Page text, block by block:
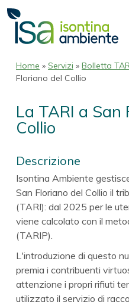
Home » Servizi » Bolletta
Floriano del Collio
La TARI a San
Collio
Descrizione
Isontina Ambiente
San Floriano del Collio il
(TARI): dal 2025 per le
viene calcolato con il
(TARIP).
L'introduzione di questo
premia i contribuenti
attenzione i propri rifiuti
utilizzato il servizio di